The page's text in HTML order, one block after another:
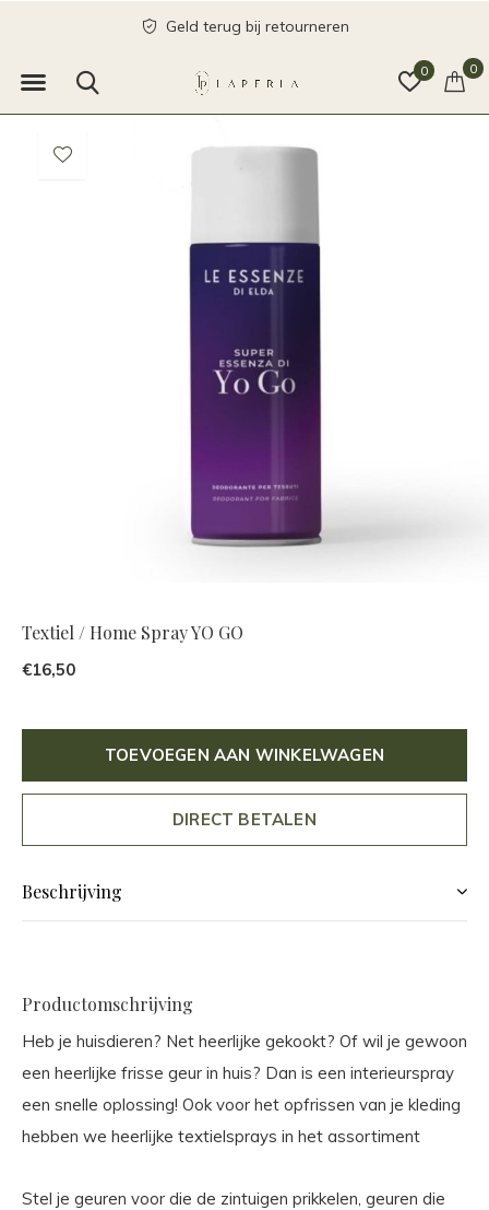
0 0
Geld terug bij retourneren
Textiel / Home Spray YO GO
€16,50
TOEVOEGEN AAN WINKELWAGEN
DIRECT BETALEN
Beschrijving
Productomschrijving
Heb je huisdieren? Net heerlijke gekookt? Of wil je gewoon
een heerlijke frisse geur in huis? Dan is een interieurspray
een snelle oplossing! Ook voor het opfrissen van je kleding
hebben we heerlijke textielsprays in het assortiment
Stel je geuren voor die de zintuigen prikkelen, geuren die